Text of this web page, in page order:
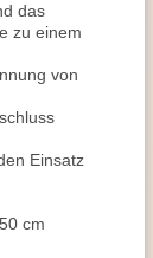
das
zu einem
von
Einsatz
cm